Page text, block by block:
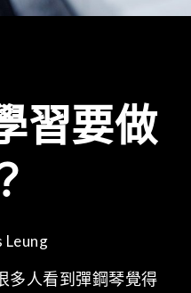
習要做
Leung
多人看到彈鋼琴覺得